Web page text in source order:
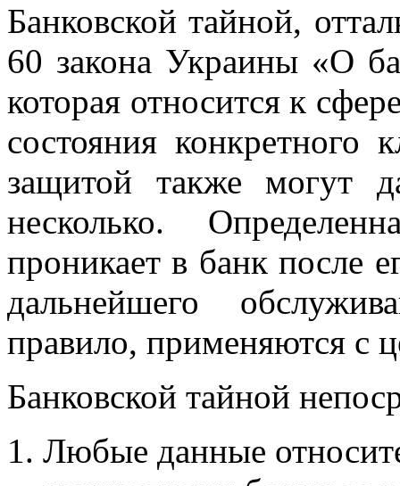
Банковской тайной,
60 закона Украины «О
которая относится к
состояния конкретного
защитой также могут
несколько.
проникает в банк после
дальнейшего
правило, применяются с
Банковской тайной
Любые данные